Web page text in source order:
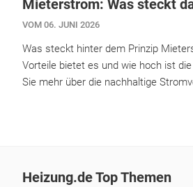
Mieterstrom: Was steckt
VOM 06. JUNI 2026
Was steckt hinter dem Prinzip
Vorteile bietet es und wie hoch ist
Sie mehr über die nachhaltige
Heizung.de Top Themen